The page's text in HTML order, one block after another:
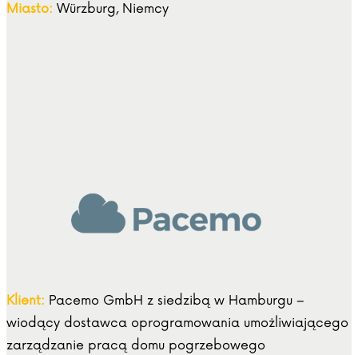
Miasto: Würzburg, Niemcy
Klient: Pacemo GmbH z siedzibą w Hamburgu –
wiodący dostawca oprogramowania umożliwiającego
zarządzanie pracą domu pogrzebowego